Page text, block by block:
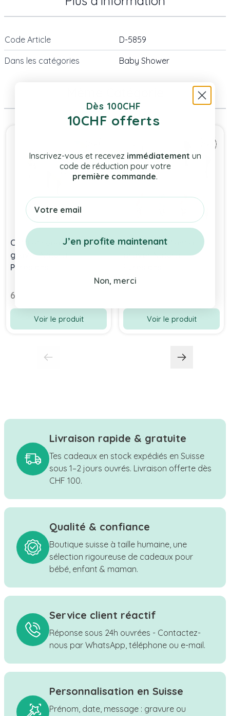
Code Article D-5859
Dans les catégories Baby Shower
Press to skip carousel
Coffret repas enfant à
graver Natura
Puresigns
64,90 chf
Voir le produit
Couverts enfant à
graver Natura
Voir le produit
Livraison rapide & gratuite
Tes cadeaux en stock expédiés en Suisse
sous 1–2 jours ouvrés. Livraison offerte dès
CHF 100.
Qualité & confiance
Boutique suisse à taille humaine, une
sélection rigoureuse de cadeaux pour
bébé, enfant & maman.
Service client réactif
Réponse sous 24h ouvrées - Contactez-
nous par WhatsApp, téléphone ou e-mail.
Personnalisation en Suisse
Prénom, date, message : gravure ou
Dès 100CHF
10CHF offerts
Inscrivez-vous et recevez immédiatement un
code de réduction pour votre
première commande.
Email
J’en profite maintenant
Non, merci